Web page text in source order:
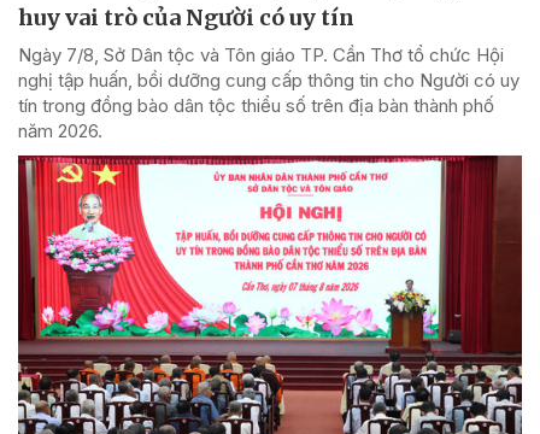
huy vai trò của Người có uy tín
Ngày 7/8, Sở Dân tộc và Tôn giáo TP. Cần Thơ tổ chức Hội
nghị tập huấn, bồi dưỡng cung cấp thông tin cho Người có uy
tín trong đồng bào dân tộc thiểu số trên địa bàn thành phố
năm 2026.